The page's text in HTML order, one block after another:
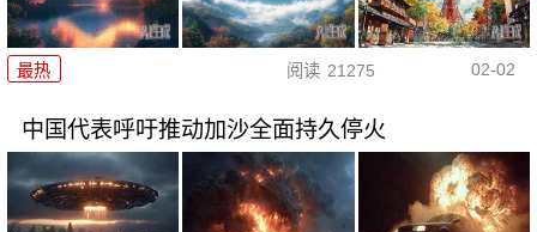
最热 阅读 21275 02-02
中国代表呼吁推动加沙全面持久停火